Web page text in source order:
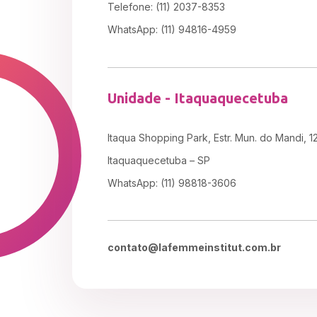
Telefone: (11) 2037-8353
WhatsApp: (11) 94816-4959
Unidade - Itaquaquecetuba
Itaqua Shopping Park, Estr. Mun. do Mandi,
Itaquaquecetuba – SP
WhatsApp: (11) 98818-3606
contato@lafemmeinstitut.com.br